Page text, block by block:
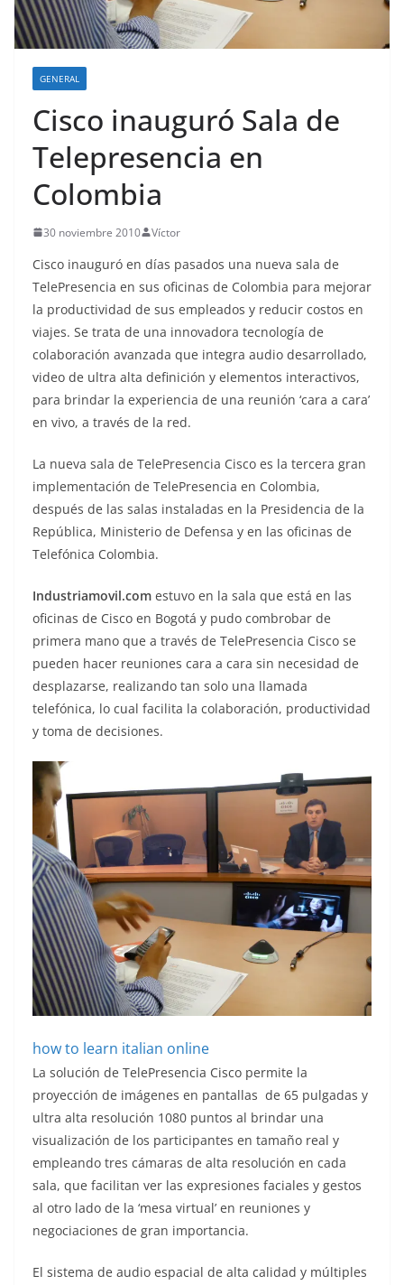
GENERAL
Cisco inauguró Sala de
Telepresencia en
Colombia
30 noviembre 2010 Víctor
Cisco inauguró en días pasados una nueva sala de
TelePresencia en sus oficinas de Colombia para mejorar
la productividad de sus empleados y reducir costos en
viajes. Se trata de una innovadora tecnología de
colaboración avanzada que integra audio desarrollado,
video de ultra alta definición y elementos interactivos,
para brindar la experiencia de una reunión ‘cara a cara’
en vivo, a través de la red.
La nueva sala de TelePresencia Cisco es la tercera gran
implementación de TelePresencia en Colombia,
después de las salas instaladas en la Presidencia de la
República, Ministerio de Defensa y en las oficinas de
Telefónica Colombia.
Industriamovil.com estuvo en la sala que está en las
oficinas de Cisco en Bogotá y pudo combrobar de
primera mano que a través de TelePresencia Cisco se
pueden hacer reuniones cara a cara sin necesidad de
desplazarse, realizando tan solo una llamada
telefónica, lo cual facilita la colaboración, productividad
y toma de decisiones.
how to learn italian online
La solución de TelePresencia Cisco permite la
proyección de imágenes en pantallas de 65 pulgadas y
ultra alta resolución 1080 puntos al brindar una
visualización de los participantes en tamaño real y
empleando tres cámaras de alta resolución en cada
sala, que facilitan ver las expresiones faciales y gestos
al otro lado de la ‘mesa virtual’ en reuniones y
negociaciones de gran importancia.
El sistema de audio espacial de alta calidad y múltiples